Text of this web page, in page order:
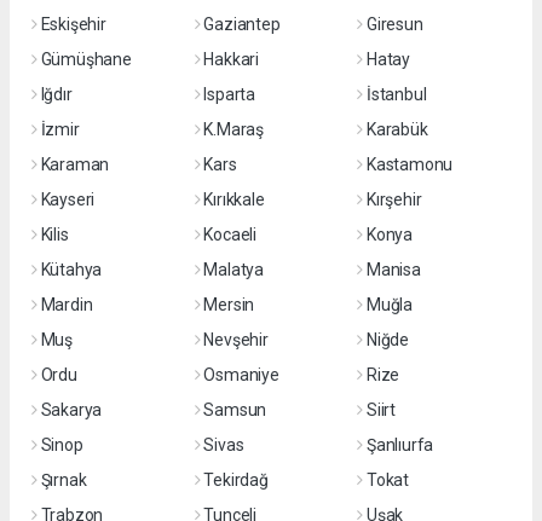
Eskişehir
Gaziantep
Giresun
Gümüşhane
Hakkari
Hatay
Iğdır
Isparta
İstanbul
İzmir
K.Maraş
Karabük
Karaman
Kars
Kastamonu
Kayseri
Kırıkkale
Kırşehir
Kilis
Kocaeli
Konya
Kütahya
Malatya
Manisa
Mardin
Mersin
Muğla
Muş
Nevşehir
Niğde
Ordu
Osmaniye
Rize
Sakarya
Samsun
Siirt
Sinop
Sivas
Şanlıurfa
Şırnak
Tekirdağ
Tokat
Trabzon
Tunceli Uşak